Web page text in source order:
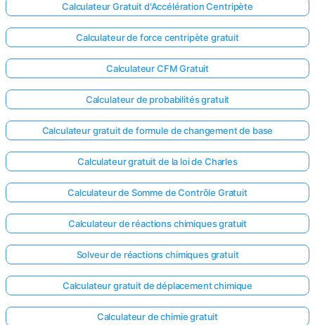
Calculateur Gratuit d'Accélération Centripète
Calculateur de force centripète gratuit
Calculateur CFM Gratuit
Calculateur de probabilités gratuit
Calculateur gratuit de formule de changement de base
Calculateur gratuit de la loi de Charles
Calculateur de Somme de Contrôle Gratuit
Calculateur de réactions chimiques gratuit
Solveur de réactions chimiques gratuit
Calculateur gratuit de déplacement chimique
Calculateur de chimie gratuit